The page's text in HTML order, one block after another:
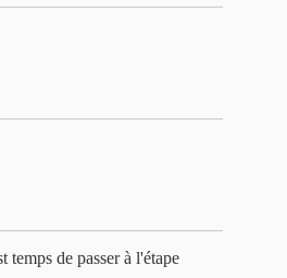
temps de passer à l'étape